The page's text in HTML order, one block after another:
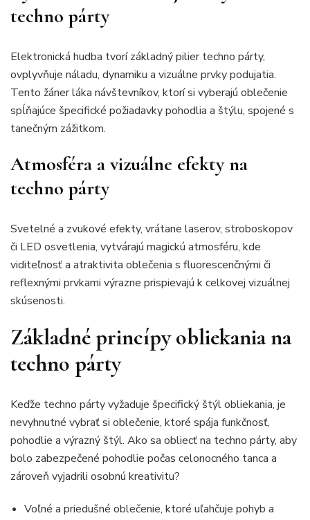
techno párty
Elektronická hudba tvorí základný pilier techno párty,
ovplyvňuje náladu, dynamiku a vizuálne prvky podujatia.
Tento žáner láka návštevníkov, ktorí si vyberajú oblečenie
spĺňajúce špecifické požiadavky pohodlia a štýlu, spojené s
tanečným zážitkom.
Atmosféra a vizuálne efekty na
techno párty
Svetelné a zvukové efekty, vrátane laserov, stroboskopov
či LED osvetlenia, vytvárajú magickú atmosféru, kde
viditeľnosť a atraktivita oblečenia s fluorescenčnými či
reflexnými prvkami výrazne prispievajú k celkovej vizuálnej
skúsenosti.
Základné princípy obliekania na
techno párty
Keďže techno párty vyžaduje špecifický štýl obliekania, je
nevyhnutné vybrať si oblečenie, ktoré spája funkčnosť,
pohodlie a výrazný štýl. Ako sa obliecť na techno párty, aby
bolo zabezpečené pohodlie počas celonocného tanca a
zároveň vyjadrili osobnú kreativitu?
Voľné a priedušné oblečenie, ktoré uľahčuje pohyb a